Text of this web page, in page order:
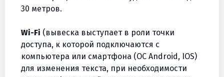
30 метров.
Wi-Fi (вывеска выступает в роли точки
доступа, к которой подключаются с
компьютера или смартфона (ОС Android, IOS)
для изменения текста, при необходимости